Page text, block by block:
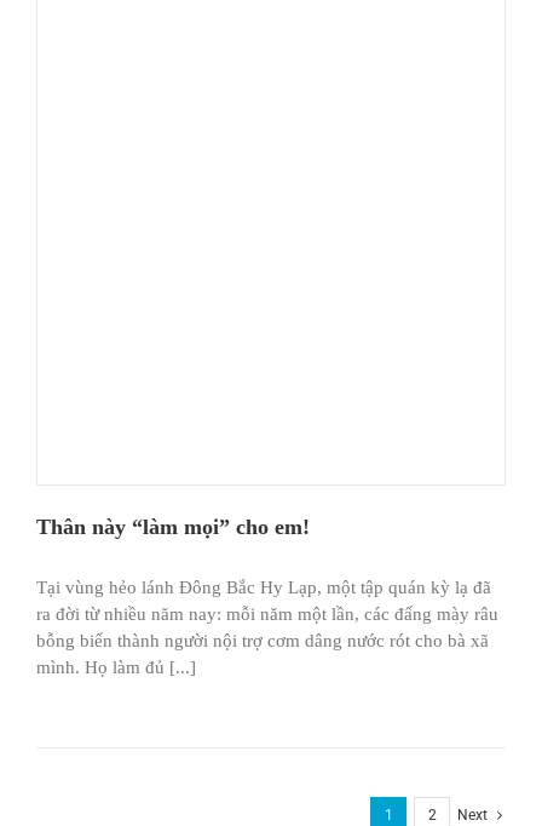
Thân này “làm mọi” cho em!
Tại vùng hẻo lánh Đông Bắc Hy Lạp, một tập quán kỳ lạ đã
ra đời từ nhiều năm nay: mỗi năm một lần, các đấng mày râu
bỗng biến thành người nội trợ cơm dâng nước rót cho bà xã
mình. Họ làm đủ [...]
1 2 Next